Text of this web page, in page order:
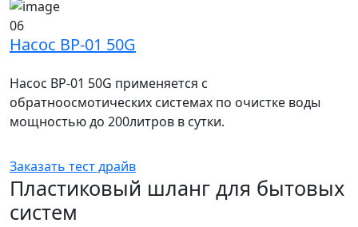
06
Насос BP-01 50G
Насос BP-01 50G применяется с
обратноосмотических системах по очистке воды
мощностью до 200литров в сутки.
Заказать тест драйв
Пластиковый шланг для бытовых
систем